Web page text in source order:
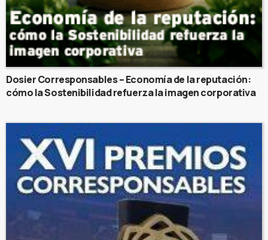
Dosier Corresponsables – Economía de la reputación:
cómo la Sostenibilidad refuerza la imagen corporativa